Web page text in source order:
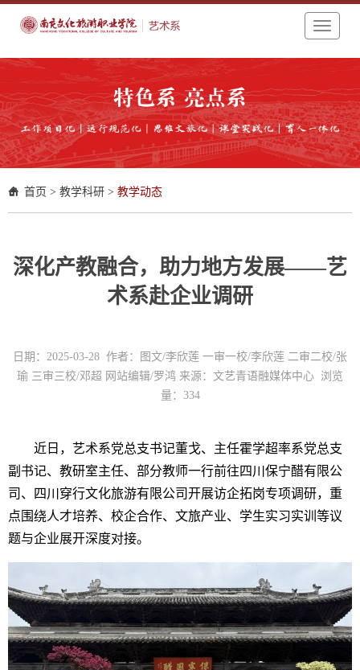
Toggle
首页 > 教学科研 > 教学动态
深化产教融合，助力地方发展——艺
术系赴企业调研
日期：2025-03-28 作者：图文/李欣莲 一审一校/李欣莲 二审二校/张
瑜 三审三校/邓超 网站编辑/罗鸿 来源：文艺青语融媒体中心 浏览
量： 334
近日，艺术系党总支书记董戈、主任霍学超率系党总支
副书记、教研室主任、部分教师一行前往四川保宁醋有限公
司、四川穿行文化旅游有限公司开展访企拓岗专项调研，重
点围绕人才培养、校企合作、文旅产业、学生实习实训等议
题与企业展开深度对接。